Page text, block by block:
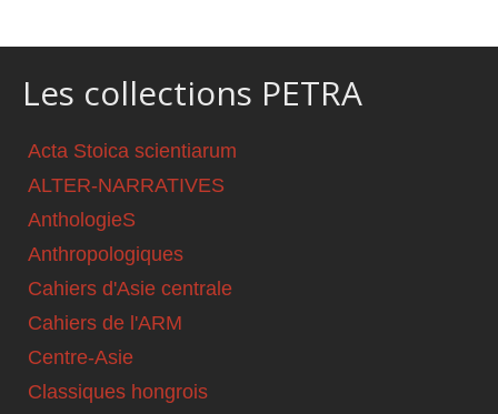
Les collections PETRA
Acta Stoica scientiarum
ALTER-NARRATIVES
AnthologieS
Anthropologiques
Cahiers d'Asie centrale
Cahiers de l'ARM
Centre-Asie
Classiques hongrois